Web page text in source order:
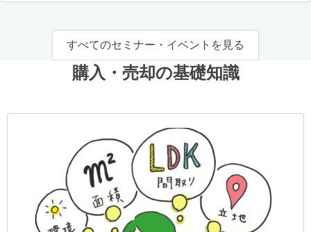
すべてのセミナー・イベントを見る
購入・売却の基礎知識